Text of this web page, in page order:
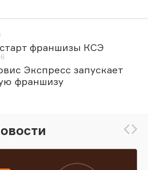
франшизы КСЭ
Экспресс запускает
франшизу